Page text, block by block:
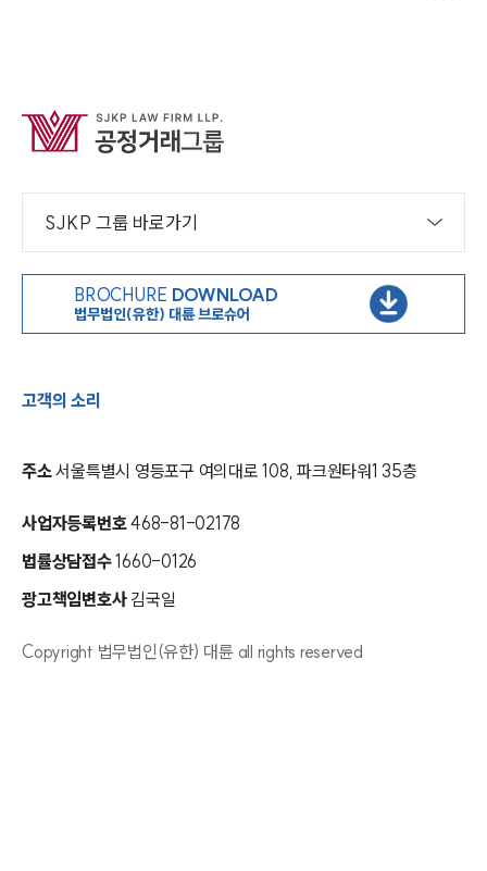
SJKP 그룹 바로가기
BROCHURE DOWNLOAD
법무법인(유한) 대륜 브로슈어
고객의 소리
주소서울특별시 영등포구 여의대로 108, 파크원타워1 35층
사업자등록번호468-81-02178
법률상담접수1660-0126
광고책임변호사 김국일
Copyright 법무법인(유한) 대륜 all rights reserved